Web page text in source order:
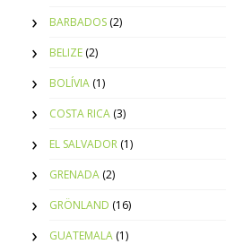
BARBADOS (2)
BELIZE (2)
BOLÍVIA (1)
COSTA RICA (3)
EL SALVADOR (1)
GRENADA (2)
GRÖNLAND (16)
GUATEMALA (1)